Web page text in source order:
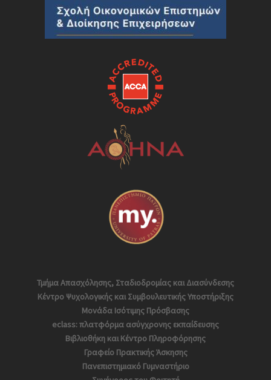
Τμήμα Απασχόλησης, Σταδιοδρομίας και Διασύνδεσης
Κέντρο Ψυχολογικής και Συμβουλευτικής Υποστήριξης
Μονάδα Ισότιμης Πρόσβασης
eclass: πλατφόρμα ασύγχρονης εκπαίδευσης
Βιβλιοθήκη και Κέντρο Πληροφόρησης
Γραφείο Πρακτικής Άσκησης
Πανεπιστημιακό Γυμναστήριο